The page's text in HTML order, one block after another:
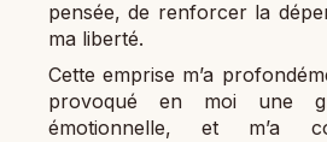
pensée, de renforcer la
ma liberté.
Cette emprise m’a
provoqué en moi une
émotionnelle, et m’a